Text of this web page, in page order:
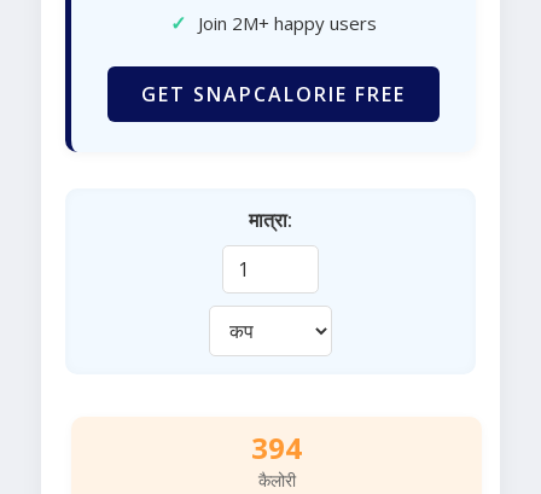
✓ Join 2M+ happy users
GET SNAPCALORIE FREE
मात्रा:
394
कैलोरी